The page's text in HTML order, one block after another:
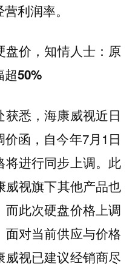
利润率。
盘价，知情人士：原
超50%
悉，海康威视近日
函，自今年7月1日
将进行同步上调。此
威视旗下其他产品也
此次硬盘价格上调
对当前供应与价格
视已建议经销商尽